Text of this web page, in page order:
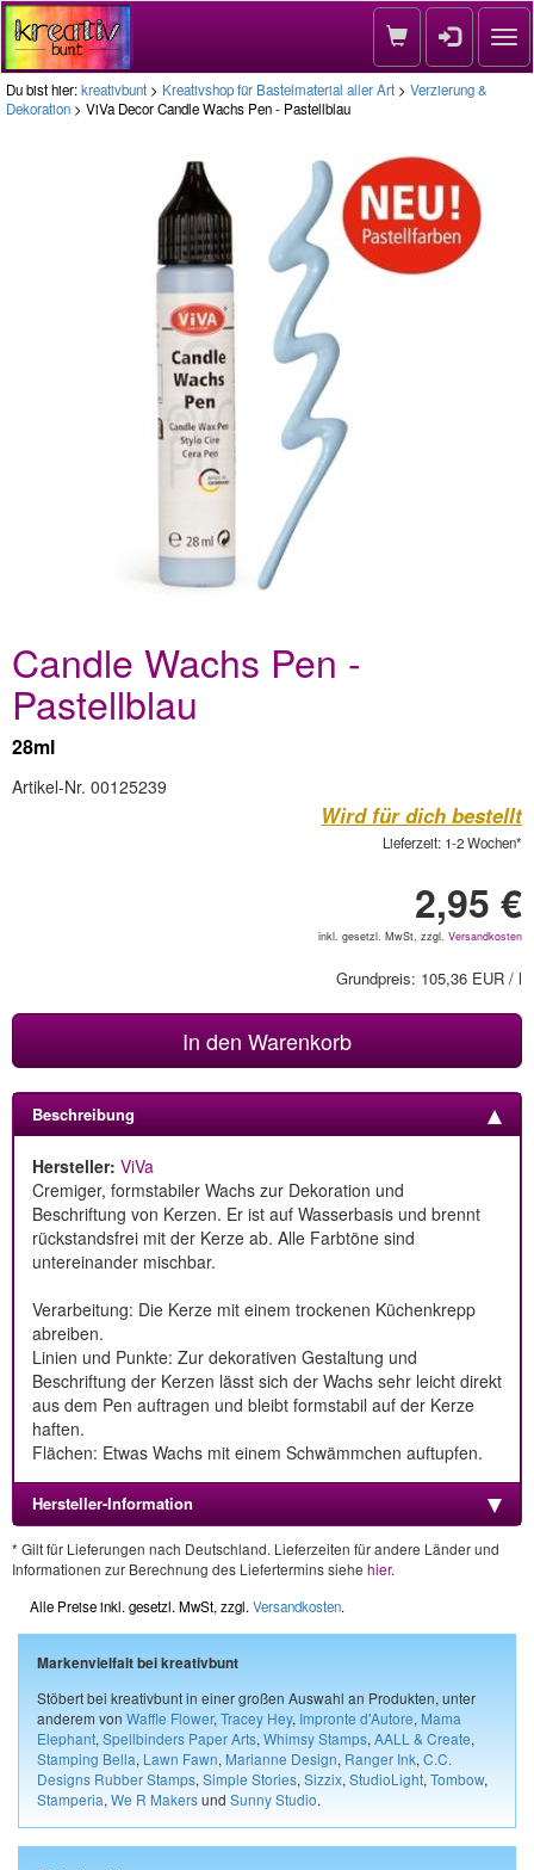
Du bist hier:kreativbunt > Kreativshop für Bastelmaterial aller Art > Verzierung &
Dekoration > ViVa Decor Candle Wachs Pen - Pastellblau
Candle Wachs Pen -
Pastellblau
28ml
Artikel-Nr. 00125239
Wird für dich bestellt
Lieferzeit: 1-2 Wochen*
2,95 €
inkl. gesetzl. MwSt, zzgl. Versandkosten
Grundpreis: 105,36 EUR / l
In den Warenkorb
Beschreibung
Hersteller: ViVa
Cremiger, formstabiler Wachs zur Dekoration und
Beschriftung von Kerzen. Er ist auf Wasserbasis und brennt
rückstandsfrei mit der Kerze ab. Alle Farbtöne sind
untereinander mischbar.
Verarbeitung: Die Kerze mit einem trockenen Küchenkrepp
abreiben.
Linien und Punkte: Zur dekorativen Gestaltung und
Beschriftung der Kerzen lässt sich der Wachs sehr leicht direkt
aus dem Pen auftragen und bleibt formstabil auf der Kerze
haften.
Flächen: Etwas Wachs mit einem Schwämmchen auftupfen.
Hersteller-Information
* Gilt für Lieferungen nach Deutschland. Lieferzeiten für andere Länder und
Informationen zur Berechnung des Liefertermins siehe hier.
Alle Preise inkl. gesetzl. MwSt, zzgl. Versandkosten.
Markenvielfalt bei kreativbunt
Stöbert bei kreativbunt in einer großen Auswahl an Produkten, unter
anderem von Waffle Flower, Tracey Hey, Impronte d'Autore, Mama
Elephant, Spellbinders Paper Arts, Whimsy Stamps, AALL & Create,
Stamping Bella, Lawn Fawn, Marianne Design, Ranger Ink, C.C.
Designs Rubber Stamps, Simple Stories, Sizzix, StudioLight, Tombow,
Stamperia, We R Makersund Sunny Studio.